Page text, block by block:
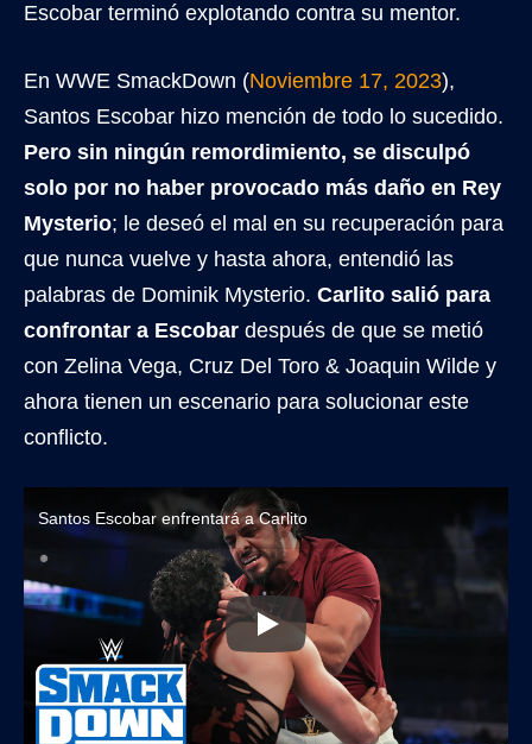
Escobar terminó explotando contra su mentor.
En WWE SmackDown (Noviembre 17, 2023),
Santos Escobar hizo mención de todo lo sucedido.
Pero sin ningún remordimiento, se disculpó
solo por no haber provocado más daño en Rey
Mysterio; le deseó el mal en su recuperación para
que nunca vuelve y hasta ahora, entendió las
palabras de Dominik Mysterio. Carlito salió para
confrontar a Escobar después de que se metió
con Zelina Vega, Cruz Del Toro & Joaquin Wilde y
ahora tienen un escenario para solucionar este
conflicto.
Santos Escobar enfrentará a Carlito